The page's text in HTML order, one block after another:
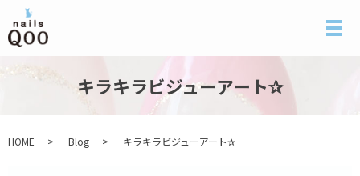
メ
キラキラビジューアート✰
HOME Blog キラキラビジューアート✰